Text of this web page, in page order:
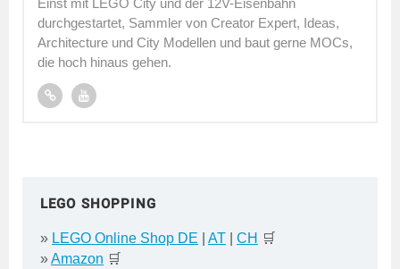
Einst mit LEGO City und der 12V-Eisenbahn
durchgestartet, Sammler von Creator Expert, Ideas,
Architecture und City Modellen und baut gerne MOCs,
die hoch hinaus gehen.
LEGO SHOPPING
» LEGO Online Shop DE AT CH 🛒
»Amazon 🛒